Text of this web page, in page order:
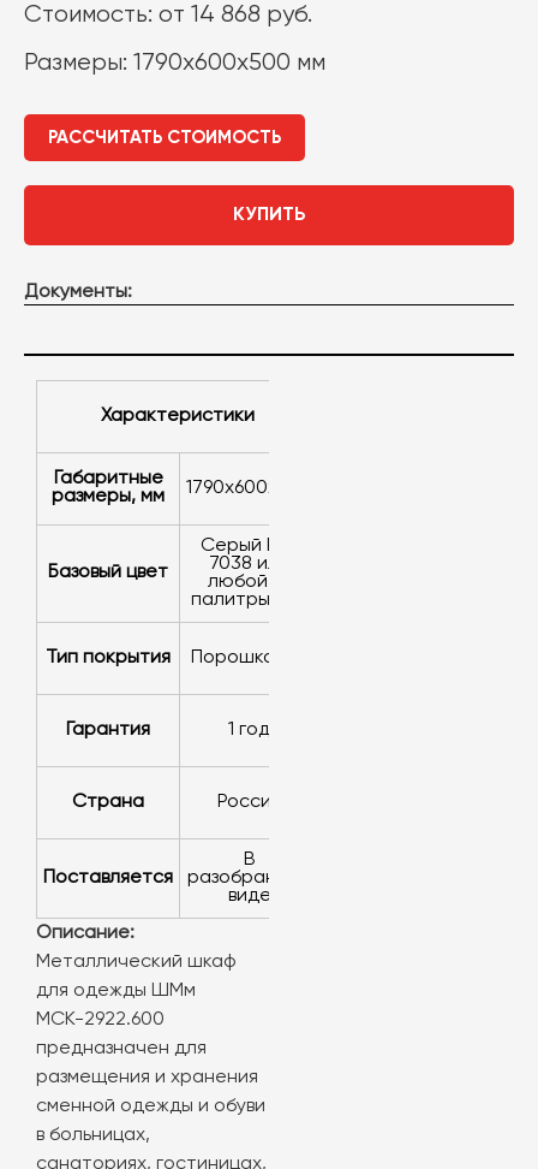
Стоимость: от 14 868 руб.
Размеры: 1790х600х500 мм
РАССЧИТАТЬ СТОИМОСТЬ
КУПИТЬ
Документы:
характеристики
размеры, мм
1790х600х500
Базовый цвет
серый RAL
7038 или
любой из
палитры RAL
Тип покрытия порошковое
Гарантия 1 год
Страна Россия
Поставляется
в
разобранном
виде
Описание:
Металлический шкаф
для одежды ШМм
МСК-2922.600
предназначен для
размещения и хранения
сменной одежды и обуви
в больницах,
санаториях, гостиницах,